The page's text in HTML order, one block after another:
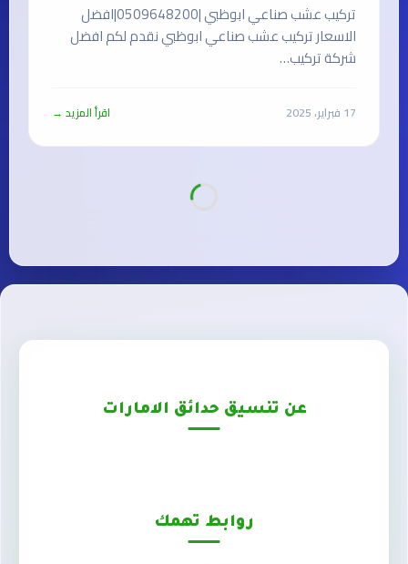
تركيب عشب صناعي ابوظبي |0509648200|افضل
الاسعار تركيب عشب صناعي ابوظبي نقدم لكم افضل
شركة تركيب…
17 فبراير، 2025 اقرأ المزيد →
عن تنسيق حدائق الامارات
روابط تهمك